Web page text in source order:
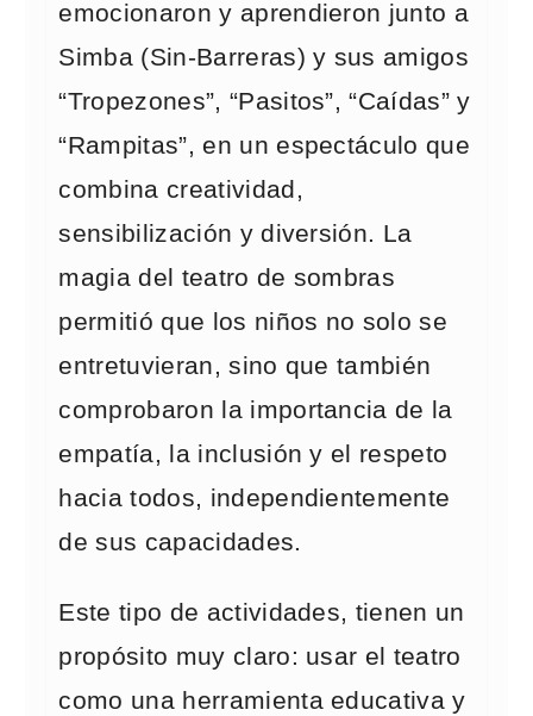
emocionaron y aprendieron junto a
Simba (Sin-Barreras) y sus amigos
“Tropezones”, “Pasitos”, “Caídas” y
“Rampitas”, en un espectáculo que
combina creatividad,
sensibilización y diversión. La
magia del teatro de sombras
permitió que los niños no solo se
entretuvieran, sino que también
comprobaron la importancia de la
empatía, la inclusión y el respeto
hacia todos, independientemente
de sus capacidades.
Este tipo de actividades, tienen un
propósito muy claro: usar el teatro
como una herramienta educativa y